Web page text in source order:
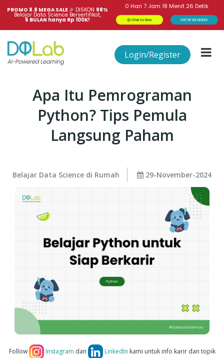
PROMO 8.8 MEGA SALE 🎉 DISKON 98%
Belajar Data Science Bersertifikat,
6 BULAN hanya Rp 100K!
0 Hari 7 Jam 18 Menit 26 Detik
Chat Us Now DAFTAR SEKARANG!
Login/Register
Apa Itu Pemrograman
Python? Tips Pemula
Langsung Paham
Belajar Data Science di Rumah 29-November-2024
Follow Instagram dan LinkedIn kami untuk info karir dan topik